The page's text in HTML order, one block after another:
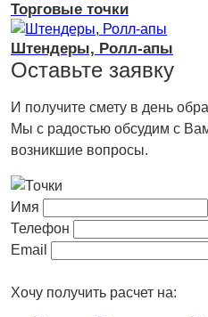
Торговые точки
Штендеры, Ролл-апы
Оставьте заявку
И получите смету в день
Мы с радостью обсудим с
возникшие вопросы.
Имя
Телефон
Email
Хочу получить расчет на: